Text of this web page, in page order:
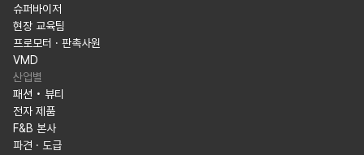
슈퍼바이저
현장 교육팀
프로모터 · 판촉사원
VMD
산업별
패션 • 뷰티
전자 제품
F&B 본사
파견 · 도급